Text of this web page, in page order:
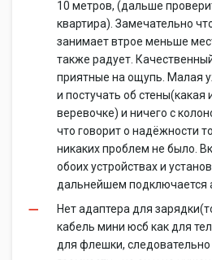
10 метров, (дальше
квартира). Замечательно
занимает втрое меньше
также радует.
приятные на ощупь. Малая
и постучать об стены(какая
веревочке) и ничего с
что говорит о надёжности
никаких проблем не было.
обоих устройствах и
дальнейшем подключается
Нет адаптера для
кабель мини юсб как для
для флешки, следовательно